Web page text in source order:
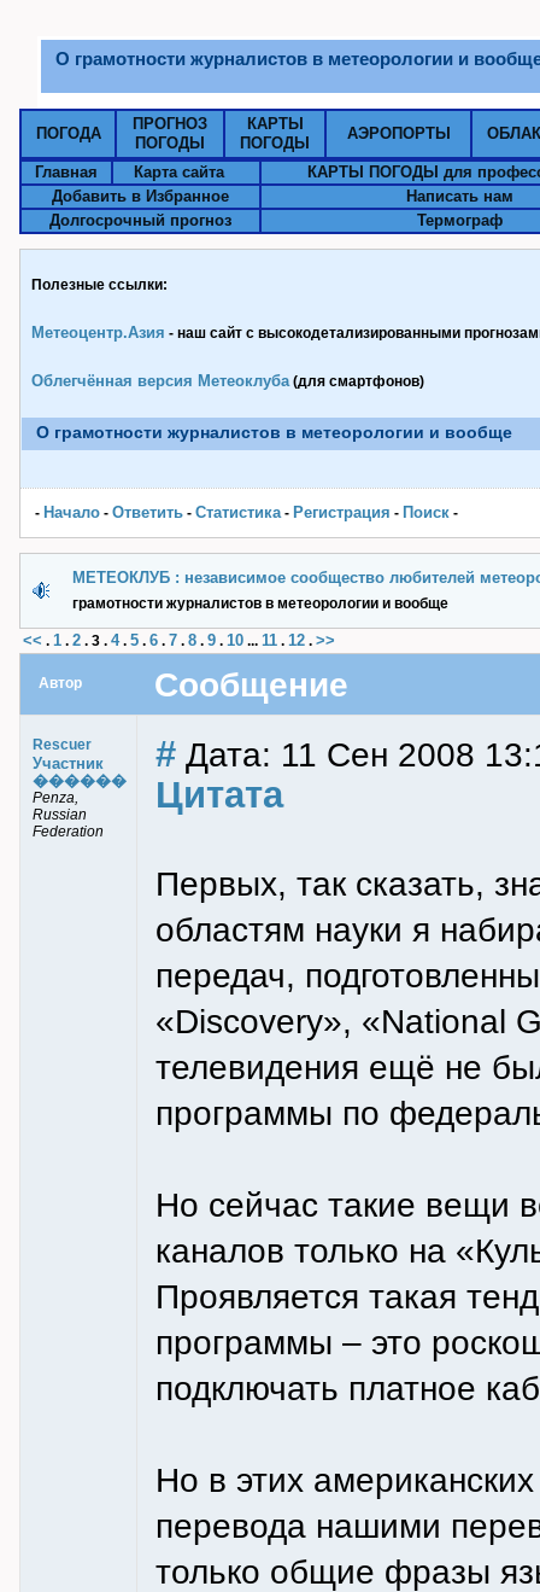
О грамотности журналистов в метеорологии и
ПОГОДА
ПРОГНОЗ
ПОГОДЫ
КАРТЫ
ПОГОДЫ
АЭРОПОРТЫ
Главная Карта сайта
КАРТЫ ПОГОДЫ для
Добавить в Избранное
Написать нам
Долгосрочный прогноз
Термограф
Полезные ссылки:
Метеоцентр.Азия - наш сайт с высокодетализированными
Облегчённая версия Метеоклуба(для смартфонов)
О грамотности журналистов в метеорологии и вообще
- Начало - Ответить - Статистика- Pегистрация - Поиск -
МЕТЕОКЛУБ : независимое сообщество любителей
грамотности журналистов в метеорологии и вообще
<< . 1 . 2 . 3 . 4. 5 . 6 . 7 . 8 . 9 . 10 ... 11 . 12 . >>
Автор Сообщение
Rescuer
Участник
������
Penza,
Russian
Federation
# Дата: 11 Сен 2008
Цитата
Первых, так сказать,
областям науки я
передач,
«Discovery», «National
телевидения ещё не
программы по
Но сейчас такие вещи
каналов только на
Проявляется такая
программы – это
подключать платное
Но в этих
перевода нашими
только общие фразы